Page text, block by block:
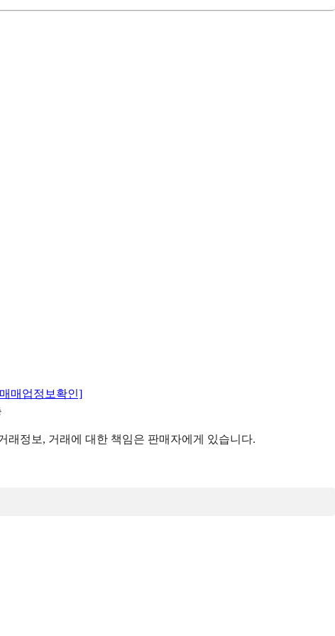
매업정보확인]
정보, 거래에 대한 책임은 판매자에게 있습니다.